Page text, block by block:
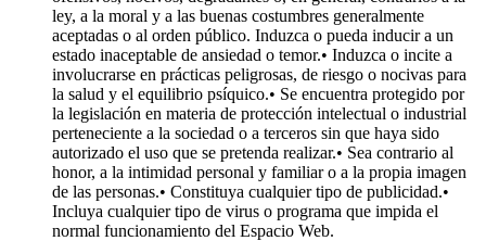
ley, a la moral y a las buenas costumbres generalmente
aceptadas o al orden público. Induzca o pueda inducir a un
estado inaceptable de ansiedad o temor.• Induzca o incite a
involucrarse en prácticas peligrosas, de riesgo o nocivas para
la salud y el equilibrio psíquico.• Se encuentra protegido por
la legislación en materia de protección intelectual o industrial
perteneciente a la sociedad o a terceros sin que haya sido
autorizado el uso que se pretenda realizar.• Sea contrario al
honor, a la intimidad personal y familiar o a la propia imagen
de las personas.• Constituya cualquier tipo de publicidad.•
Incluya cualquier tipo de virus o programa que impida el
normal funcionamiento del Espacio Web.